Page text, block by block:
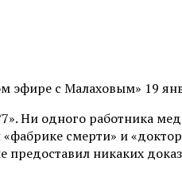
эфире с Малаховым» 19
Ни одного работника
смерти» и
никаких